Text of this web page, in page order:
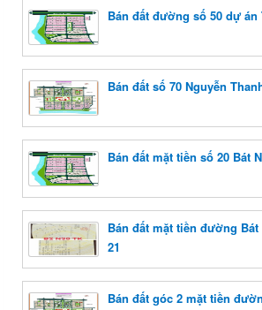
Bán đất đường số 50 dự án
Bán đất số 70 Nguyễn
Bán đất mặt tiền số 20 Bát
Bán đất mặt tiền đường
21
Bán đất góc 2 mặt tiền